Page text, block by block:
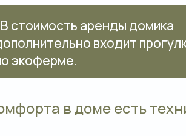
стоимость аренды домика
входит
экоферме.
в доме есть